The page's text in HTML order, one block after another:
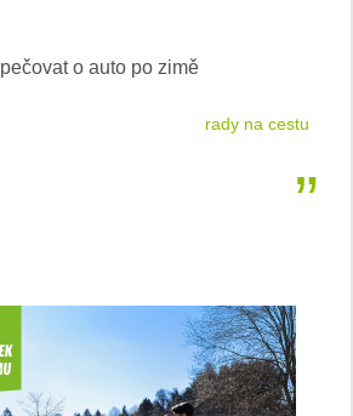
o auto po zimě
rady na cestu